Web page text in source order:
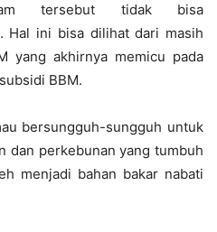
tersebut tidak bisa
Hal ini bisa dilihat dari masih
yang akhirnya memicu pada
BBM.
bersungguh-sungguh untuk
dan perkebunan yang tumbuh
menjadi bahan bakar nabati